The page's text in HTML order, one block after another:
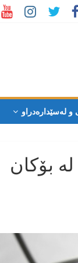
لەسێدارەدراو
بۆکان